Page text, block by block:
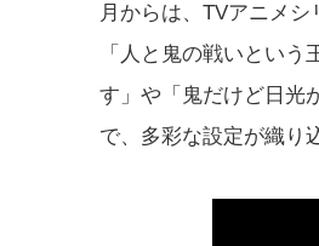
月からは、TVアニメシ
「人と鬼の戦いとい
す」や「鬼だけど日光
で、多彩な設定が織り